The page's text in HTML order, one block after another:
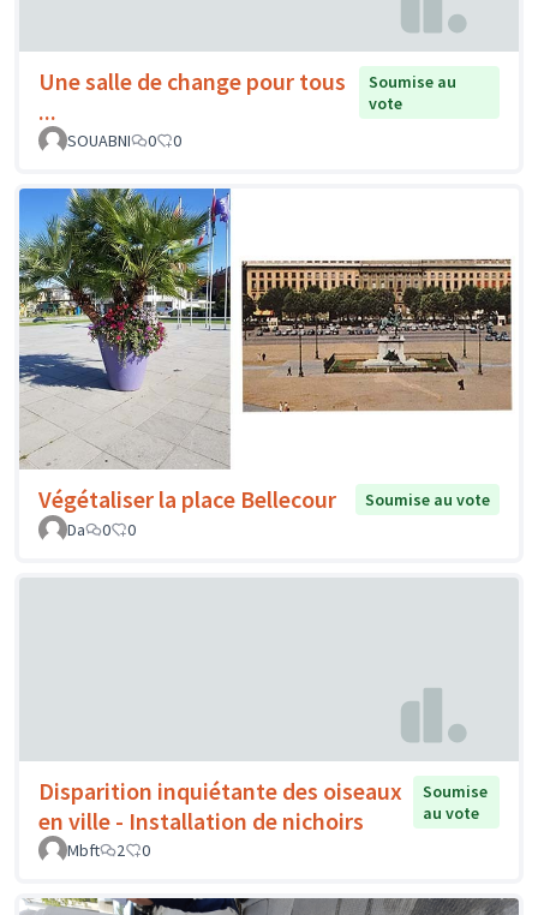
Une salle de change pour tous
...
Soumise au
vote
SOUABNI
0 0
Végétaliser la place Bellecour
Soumise au vote
Da
0 0
Disparition inquiétante des oiseaux
en ville - Installation de nichoirs
Soumise
au vote
Mbft
2 0